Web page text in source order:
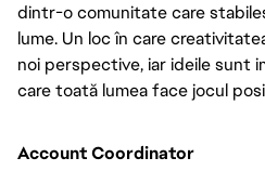
dintr-o comunitate care
lume. Un loc în care
noi perspective, iar ideile sunt
care toată lumea face jocul
Account Coordinator